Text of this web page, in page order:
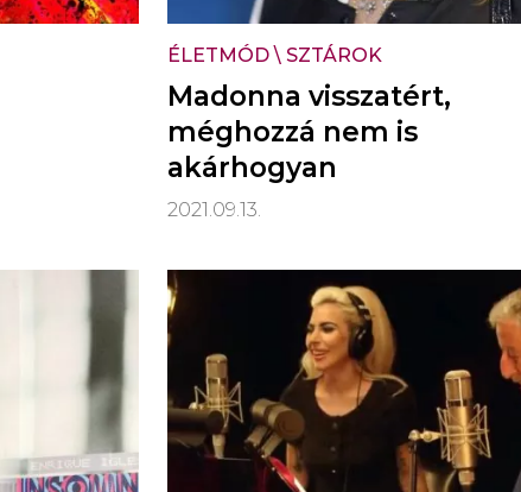
ÉLETMÓD\ SZTÁROK
Madonna visszatért,
méghozzá nem is
akárhogyan
2021.09.13.